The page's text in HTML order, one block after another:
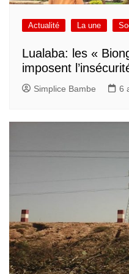
Actualité La une
Lualaba: les «
imposent
Simplice Bambe 6